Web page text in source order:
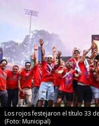
Los rojos festejaron el título 33
(Foto: Municipal)